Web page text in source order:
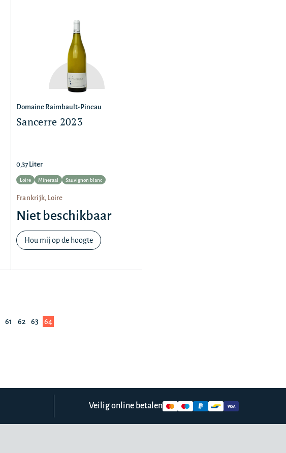
Domaine Raimbault-Pineau
Sancerre 2023
0,37 Liter
Loire Mineraal Sauvignon blanc
Frankrijk, Loire
Niet beschikbaar
Hou mij op de hoogte
61 62 63 64
Veilig online betalen